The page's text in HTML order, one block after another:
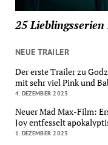
25 Lieblingsserien
NEUE TRAILER
Der erste Trailer zu
mit sehr viel Pink und
4. DEZEMBER 2023
Neuer Mad Max-Film:
Joy entfesselt
1. DEZEMBER 2023